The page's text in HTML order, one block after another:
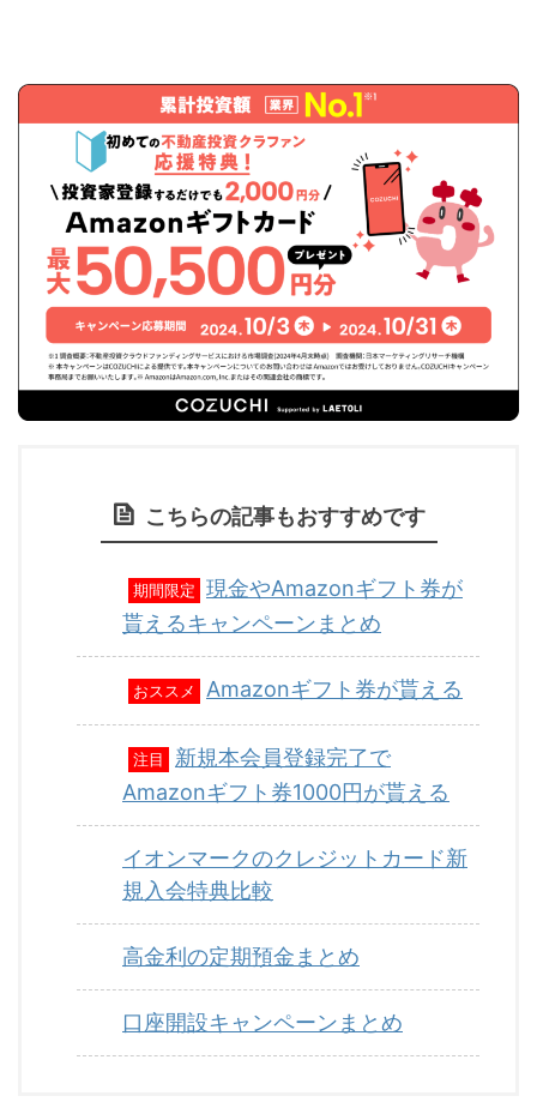
こちらの記事もおすすめです
期間限定
現金やAmazonギフト券が
貰えるキャンペーンまとめ
おススメ Amazonギフト券が貰える
注目
新規本会員登録完了で
Amazonギフト券1000円が貰える
イオンマークのクレジットカード新
規入会特典比較
高金利の定期預金まとめ
口座開設キャンペーンまとめ